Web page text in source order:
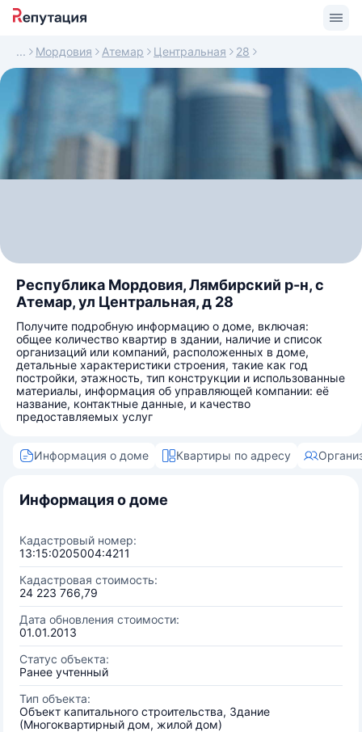
Мордовия Атемар Центральная 28
Республика Мордовия, Лямбирский р-н, с
Атемар, ул Центральная, д 28
Получите подробную информацию о доме, включая:
общее количество квартир в здании, наличие и список
организаций или компаний, расположенных в доме,
детальные характеристики строения, такие как год
постройки, этажность, тип конструкции и использованные
материалы, информация об управляющей компании: её
название, контактные данные, и качество
предоставляемых услуг
Информация о доме Квартиры по адресу
Информация о доме
Кадастровый номер:
13:15:0205004:4211
Кадастровая стоимость:
24 223 766,79
Дата обновления стоимости:
01.01.2013
Статус объекта:
Ранее учтенный
Тип объекта:
Объект капитального строительства, Здание
(Многоквартирный дом, жилой дом)